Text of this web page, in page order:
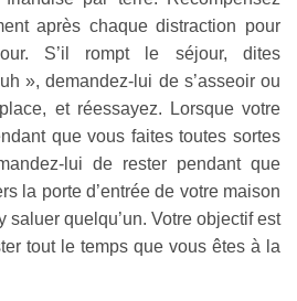
après chaque distraction pour
S’il rompt le séjour, dites
», demandez-lui de s’asseoir ou
et réessayez. Lorsque votre
que vous faites toutes sortes
lui de rester pendant que
la porte d’entrée de votre maison
saluer quelqu’un. Votre objectif est
tout le temps que vous êtes à la